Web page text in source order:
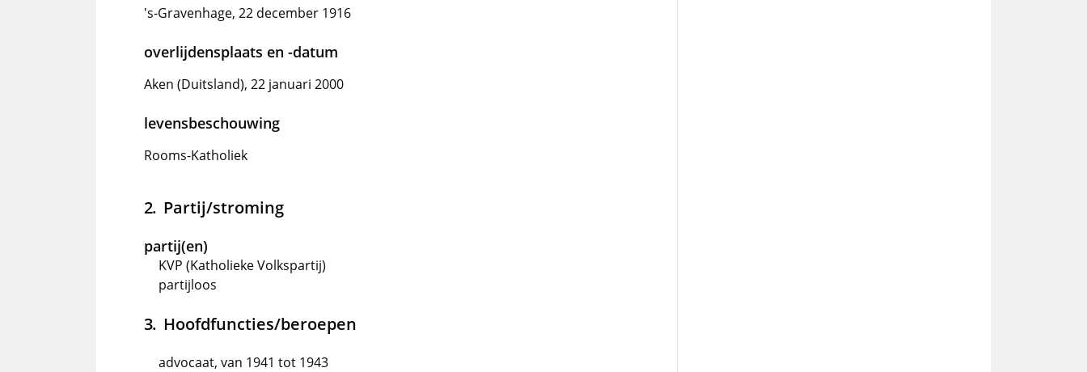
's-Gravenhage, 22 december 1916
overlijdensplaats en -datum
Aken (Duitsland), 22 januari 2000
levensbeschouwing
Rooms-Katholiek
Partij/stroming
partij(en)
KVP (Katholieke Volkspartij)
partijloos
Hoofdfuncties/beroepen
advocaat, van 1941 tot 1943